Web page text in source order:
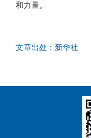
和力量。
文章出处：新华社